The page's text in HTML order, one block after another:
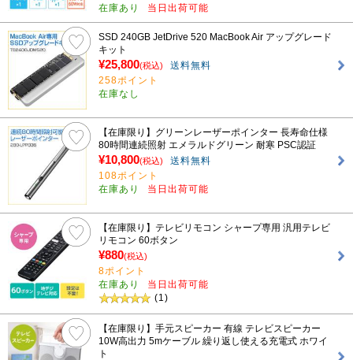
在庫あり
当日出荷可能
SSD 240GB JetDrive 520 MacBook Air アップグレード
キット
¥25,800(税込)
送料無料
258ポイント
在庫なし
【在庫限り】グリーンレーザーポインター 長寿命仕様
80時間連続照射 エメラルドグリーン 耐寒 PSC認証
¥10,800(税込)
送料無料
108ポイント
在庫あり
当日出荷可能
【在庫限り】テレビリモコン シャープ専用 汎用テレビ
リモコン 60ボタン
¥880(税込)
8ポイント
在庫あり
当日出荷可能
(1)
【在庫限り】手元スピーカー 有線 テレビスピーカー
10W高出力 5mケーブル 繰り返し使える充電式 ホワイ
ト